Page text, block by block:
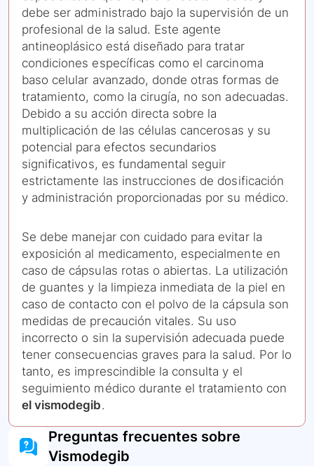
debe ser administrado bajo la supervisión de un
profesional de la salud. Este agente
antineoplásico está diseñado para tratar
condiciones específicas como el carcinoma
baso celular avanzado, donde otras formas de
tratamiento, como la cirugía, no son adecuadas.
Debido a su acción directa sobre la
multiplicación de las células cancerosas y su
potencial para efectos secundarios
significativos, es fundamental seguir
estrictamente las instrucciones de dosificación
y administración proporcionadas por su médico.
Se debe manejar con cuidado para evitar la
exposición al medicamento, especialmente en
caso de cápsulas rotas o abiertas. La utilización
de guantes y la limpieza inmediata de la piel en
caso de contacto con el polvo de la cápsula son
medidas de precaución vitales. Su uso
incorrecto o sin la supervisión adecuada puede
tener consecuencias graves para la salud. Por lo
tanto, es imprescindible la consulta y el
seguimiento médico durante el tratamiento con
el vismodegib.
Preguntas frecuentes sobre
Vismodegib